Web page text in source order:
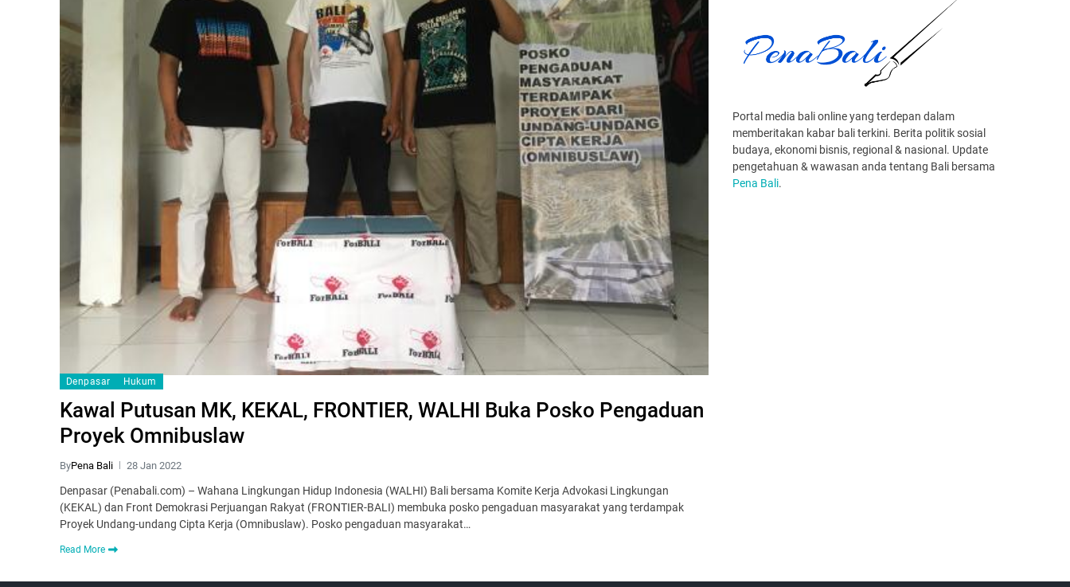
Denpasar Hukum
Kawal Putusan MK, KEKAL, FRONTIER, WALHI Buka Posko Pengaduan
Proyek Omnibuslaw
ByPena Bali 28 Jan 2022
Denpasar (Penabali.com) – Wahana Lingkungan Hidup Indonesia (WALHI) Bali bersama Komite Kerja Advokasi Lingkungan
(KEKAL) dan Front Demokrasi Perjuangan Rakyat (FRONTIER-BALI) membuka posko pengaduan masyarakat yang terdampak
Proyek Undang-undang Cipta Kerja (Omnibuslaw). Posko pengaduan masyarakat…
Read More
Portal media bali online yang terdepan dalam
memberitakan kabar bali terkini. Berita politik sosial
budaya, ekonomi bisnis, regional & nasional. Update
pengetahuan & wawasan anda tentang Bali bersama
Pena Bali.